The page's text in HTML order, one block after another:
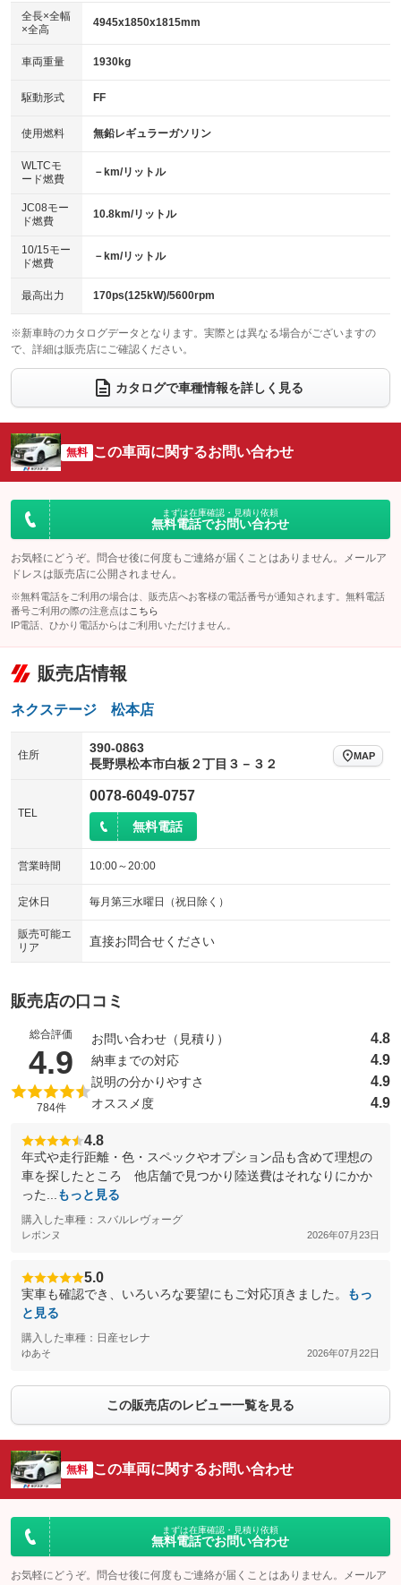
：装備なし
パワーウィンドウ
アイドリングストップ
：装備なし
USB入力端子
：装備なし
100V電源
：装備なし
センターデフロック
：装備なし
電動格納ミラー
：装備あり
：装備あり
革シート
キーレス
HID(キセノンライト)
：装備なし
バックカメラ
：装備あり
エアロ
：装備なし
：装備なし
パワーシート
ベンチシート
：装備なし
チップアップシート
：装備なし
：装備なし ：装備なし
ウォークスルー
：装備あり
電動リアゲート フロントカメラ
：装備あり
：装備なし ：装備あり
サイドカメラ
：装備あり ルーフレール
：装備なし
：装備なし
：装備なし
全長×全幅
×全高
4945x1850x1815mm
車両重量 1930kg
駆動形式 FF
使用燃料 無鉛レギュラーガソリン
WLTCモ
ード燃費
－km/リットル
JC08モー
ド燃費
10.8km/リットル
10/15モー
ド燃費
－km/リットル
最高出力 170ps(125kW)/5600rpm
※新車時のカタログデータとなります。実際とは異なる場合がございますの
で、詳細は販売店にご確認ください。
カタログで車種情報を詳しく見る
無料 この車両に関するお問い合わせ
まずは在庫確認・見積り依頼
無料電話でお問い合わせ
お気軽にどうぞ。問合せ後に何度もご連絡が届くことはありません。メールア
ドレスは販売店に公開されません。
※無料電話をご利用の場合は、販売店へお客様の電話番号が通知されます。無料電話
番号ご利用の際の注意点は こちら
IP電話、ひかり電話からはご利用いただけません。
販売店情報
ネクステージ 松本店
住所
390-0863
長野県松本市白板２丁目３－３２
MAP
TEL
0078-6049-0757
無料電話
営業時間 10:00～20:00
定休日 毎月第三水曜日（祝日除く）
販売可能エ
リア
直接お問合せください
販売店の口コミ
総合評価
4.9 （5点満点中）
784件
お問い合わせ（見積り） 4.8
納車までの対応 4.9
説明の分かりやすさ 4.9
オススメ度 4.9
4.8
年式や走行距離・色・スペックやオプション品も含めて理想の
車を探したところ 他店舗で見つかり陸送費はそれなりにかか
った...
もっと見る
購入した車種：スバルレヴォーグ
レボンヌ 2026年07月23日
5.0
実車も確認でき、いろいろな要望にもご対応頂きました。
もっ
と見る
購入した車種：日産セレナ
ゆあそ 2026年07月22日
この販売店のレビュー一覧を見る
無料 この車両に関するお問い合わせ
まずは在庫確認・見積り依頼
無料電話でお問い合わせ
お気軽にどうぞ。問合せ後に何度もご連絡が届くことはありません。メールア